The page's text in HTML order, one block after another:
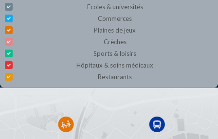
Ecoles & universités
Commerces
Plaines de jeux
Crèches
Sports & loisirs
Hôpitaux & soins médicaux
Restaurants